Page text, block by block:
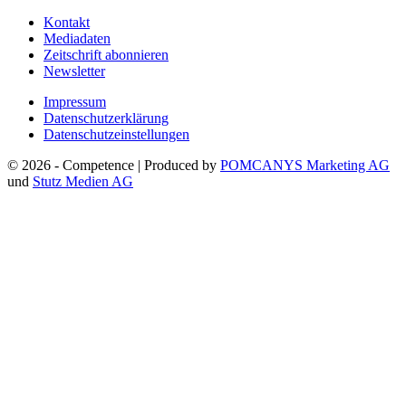
Kontakt
Mediadaten
Zeitschrift abonnieren
Newsletter
Impressum
Datenschutzerklärung
Datenschutzeinstellungen
© 2026 - Competence | Produced by POMCANYS Marketing AG
und Stutz Medien AG